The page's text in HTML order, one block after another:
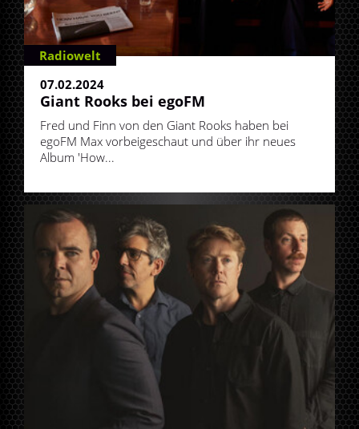
Radiowelt
07.02.2024
Giant Rooks bei egoFM
Fred und Finn von den Giant Rooks haben bei
egoFM Max vorbeigeschaut und über ihr neues
Album 'How...